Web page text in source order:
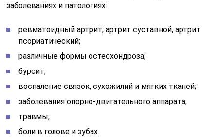
заболеваниях и патологиях:
ревматоидный артрит, артрит суставной, артрит
псориатический;
различные формы остеохондроза;
бурсит;
воспаление связок, сухожилий и мягких тканей;
заболевания опорно-двигательного аппарата;
травмы;
боли в голове и зубах.